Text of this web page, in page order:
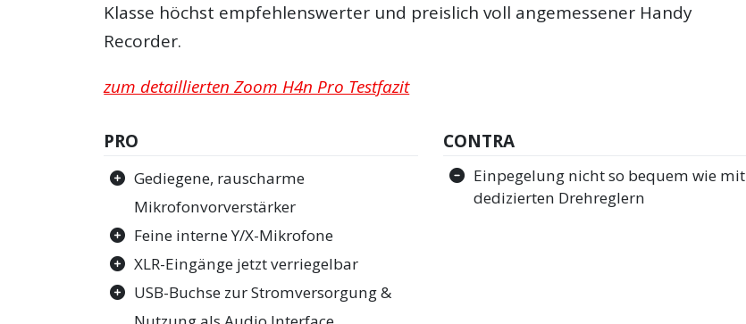
Klasse höchst empfehlenswerter und preislich voll angemessener Handy
Recorder.
zum detaillierten Zoom H4n Pro Testfazit
PRO
Gediegene, rauscharme
Mikrofonvorverstärker
Feine interne Y/X-Mikrofone
XLR-Eingänge jetzt verriegelbar
USB-Buchse zur Stromversorgung &
CONTRA
Einpegelung nicht so bequem wie mit
dedizierten Drehreglern